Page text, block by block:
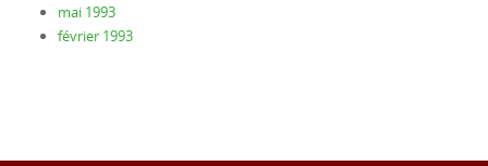
mai 1993
février 1993